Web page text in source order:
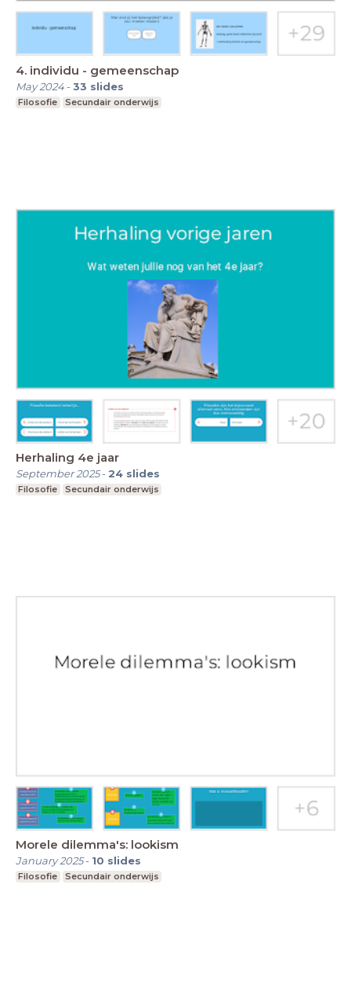
4. individu - gemeenschap
May 2024-33 slides
Filosofie Secundair onderwijs
Herhaling 4e jaar
September 2025- 24 slides
Filosofie Secundair onderwijs
Morele dilemma's: lookism
January 2025- 10 slides
Filosofie Secundair onderwijs